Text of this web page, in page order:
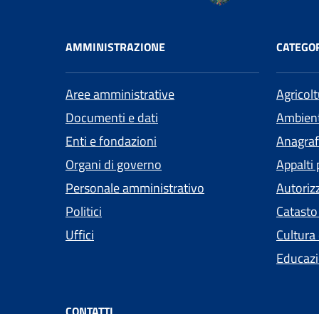
AMMINISTRAZIONE
Aree amministrative
Documenti e dati
Enti e fondazioni
Organi di governo
Personale amministrativo
Politici
Uffici
Appalti